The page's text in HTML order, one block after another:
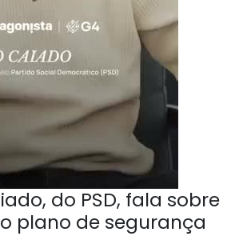
do PSD, fala sobre
plano de segurança